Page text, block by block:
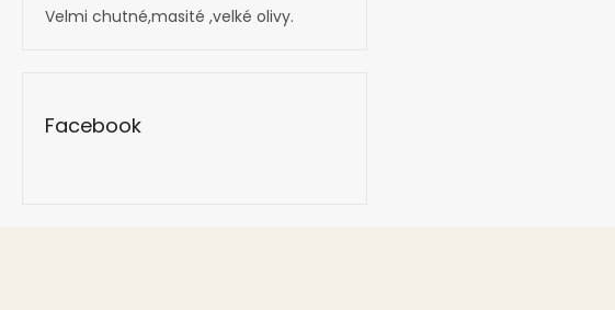
Velmi chutné,masité ,velké olivy.
Facebook